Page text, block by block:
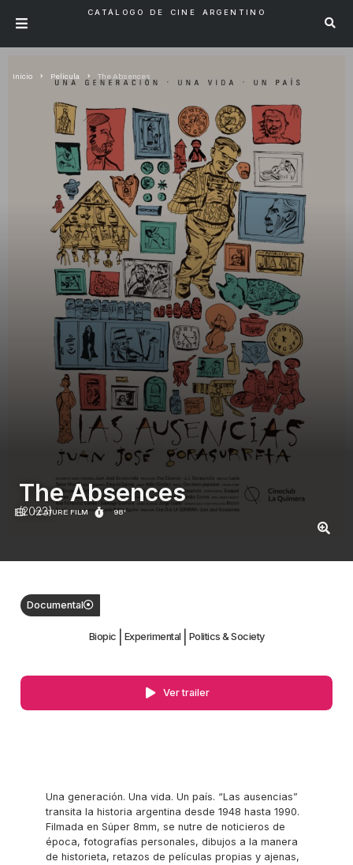
CATÁLOGO DE CINE ARGENTINO
Inicio Pelicula The Absences
FEATURE FILM 98'
The Absences
(2023)
Documental
Biopic Experimental Politics & Society
Ver trailer
Una generación. Una vida. Un país. “Las ausencias”
transita la historia argentina desde 1948 hasta 1990.
Filmada en Súper 8mm, se nutre de noticieros de
época, fotografías personales, dibujos a la manera
de historieta, retazos de películas propias y ajenas,